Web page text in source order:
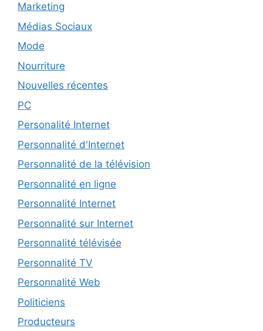
Marketing
Médias Sociaux
Mode
Nourriture
Nouvelles récentes
PC
Personalité Internet
Personnalité d'Internet
Personnalité de la télévision
Personnalité en ligne
Personnalité Internet
Personnalité sur Internet
Personnalité télévisée
Personnalité TV
Personnalité Web
Politiciens
Producteurs